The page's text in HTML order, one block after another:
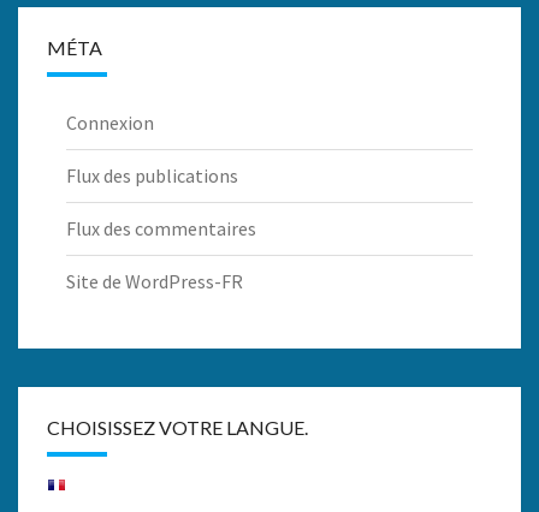
MÉTA
Connexion
Flux des publications
Flux des commentaires
Site de WordPress-FR
CHOISISSEZ VOTRE LANGUE.